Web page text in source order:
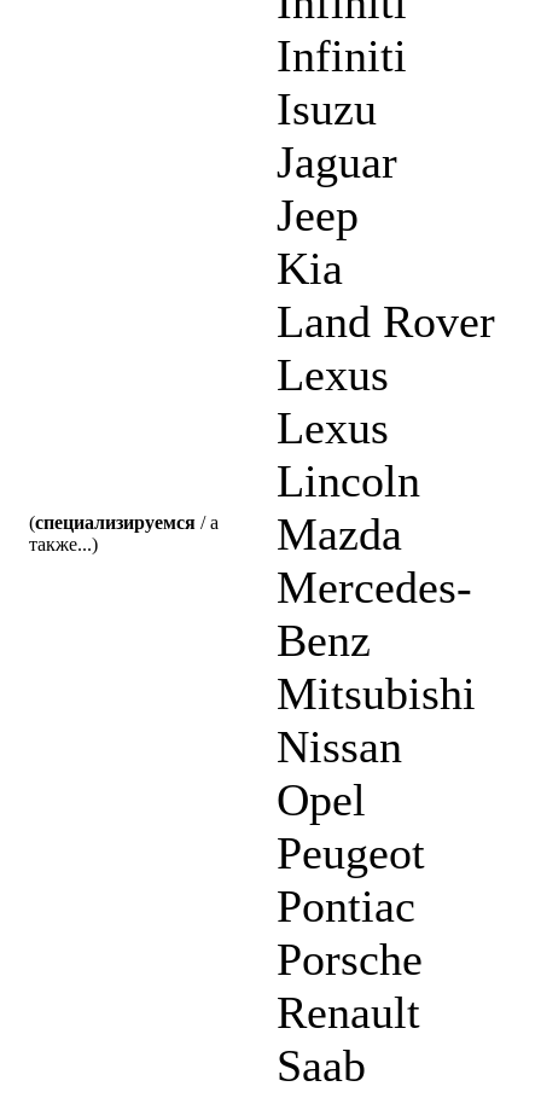
(специализируемся / а
также...)
Infiniti
Isuzu
Jaguar
Jeep
Kia
Land Rover
Lexus
Lexus
Lincoln
Mazda
Mercedes-
Benz
Mitsubishi
Nissan
Opel
Peugeot
Pontiac
Porsche
Renault
Saab